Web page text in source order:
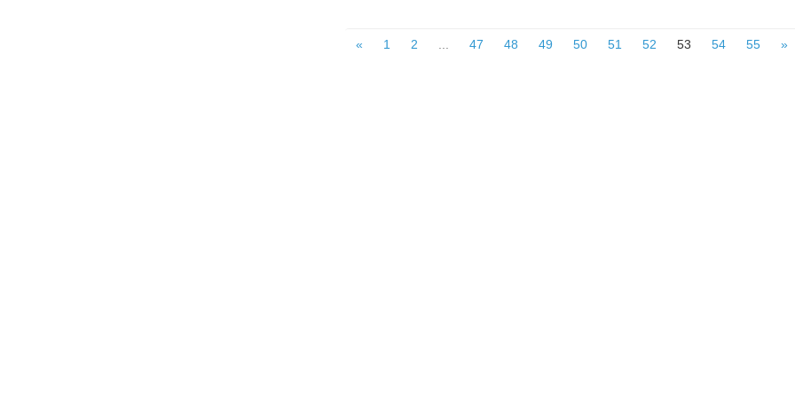
« 1 2 47 48 49 50 51 52 53 54 55 »